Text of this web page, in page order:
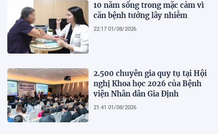
10 năm sống trong mặc cảm vì
căn bệnh tưởng lây nhiễm
22:17 01/08/2026
2.500 chuyên gia quy tụ tại Hội
nghị Khoa học 2026 của Bệnh
viện Nhân dân Gia Định
21:41 01/08/2026